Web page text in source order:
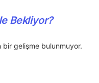
Bekliyor?
bir gelişme bulunmuyor.